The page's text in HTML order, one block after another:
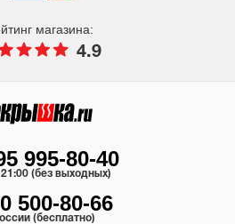
магазина:
4.9
995-80-40
(без выходных)
500-80-66
(бесплатно)